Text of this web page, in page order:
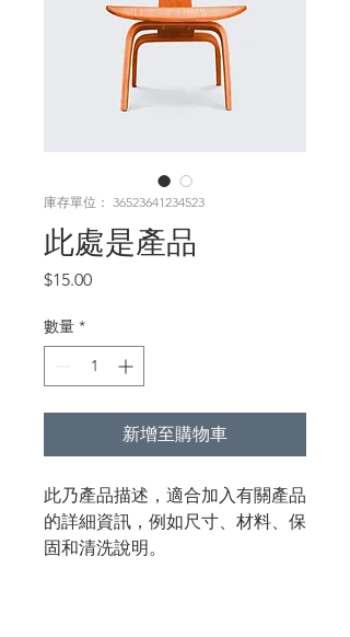
庫存單位： 36523641234523
此處是產品
$15.00價
數量 *
新增至購物車
此乃產品描述，適合加入有關產品
的詳細資訊，例如尺寸、材料、保
固和清洗說明。